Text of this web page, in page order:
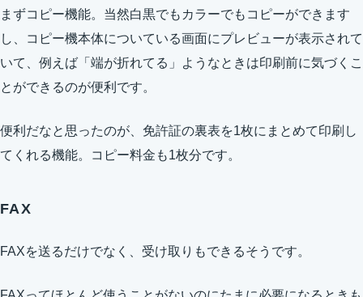
まずコピー機能。当然白黒でもカラーでもコピーができます
し、コピー機本体についている画面にプレビューが表示されて
いて、例えば「端が折れてる」ようなときは印刷前に気づくこ
とができるのが便利です。
便利だなと思ったのが、免許証の裏表を1枚にまとめて印刷し
てくれる機能。コピー料金も1枚分です。
FAX
FAXを送るだけでなく、受け取りもできるそうです。